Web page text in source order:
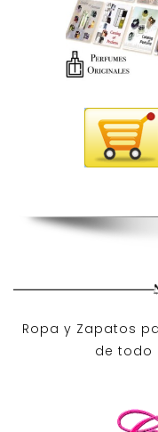
Ropa y Zapatos
de todo